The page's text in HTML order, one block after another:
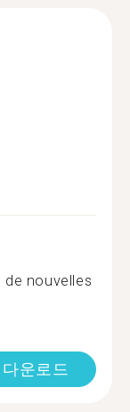
de nouvelles
운로드